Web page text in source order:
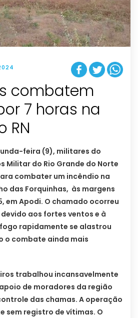
combatem
7 horas na
RN
feira (9), militares do
Militar do Rio Grande do Norte
combater um incêndio na
das Forquinhas, às margens
em Apodi. O chamado ocorreu
devido aos fortes ventos e à
rapidamente se alastrou
o combate ainda mais
trabalhou incansavelmente
de moradores da região
das chamas. A operação
sem registro de vítimas. O